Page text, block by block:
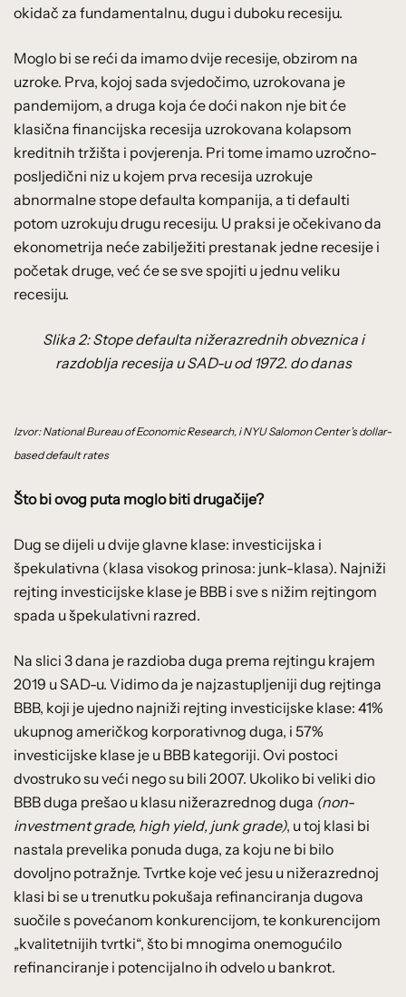
okidač za fundamentalnu, dugu i duboku recesiju.
Moglo bi se reći da imamo dvije recesije, obzirom na
uzroke. Prva, kojoj sada svjedočimo, uzrokovana je
pandemijom, a druga koja će doći nakon nje bit će
klasična financijska recesija uzrokovana kolapsom
kreditnih tržišta i povjerenja. Pri tome imamo uzročno-
posljedični niz u kojem prva recesija uzrokuje
abnormalne stope defaulta kompanija, a ti defaulti
potom uzrokuju drugu recesiju. U praksi je očekivano da
ekonometrija neće zabilježiti prestanak jedne recesije i
početak druge, već će se sve spojiti u jednu veliku
recesiju.
Slika 2: Stope defaulta nižerazrednih obveznica i
razdoblja recesija u SAD-u od 1972. do danas
Izvor:National Bureau of Economic Research, iNYU Salomon Center’s dollar-
based default rates
Što bi ovog puta moglo biti drugačije?
Dug se dijeli u dvije glavne klase: investicijska i
špekulativna (klasa visokog prinosa: junk-klasa). Najniži
rejting investicijske klase je BBB i sve s nižim rejtingom
spada u špekulativni razred.
Na slici 3 dana je razdioba duga prema rejtingu krajem
2019 u SAD-u. Vidimo da je najzastupljeniji dug rejtinga
BBB, koji je ujedno najniži rejting investicijske klase: 41%
ukupnog američkog korporativnog duga, i 57%
investicijske klase je u BBB kategoriji. Ovi postoci
dvostruko su veći nego su bili 2007. Ukoliko bi veliki dio
BBB duga prešao u klasu nižerazrednog duga (non-
investment grade, high yield, junk grade), u toj klasi bi
nastala prevelika ponuda duga, za koju ne bi bilo
dovoljno potražnje. Tvrtke koje već jesu u nižerazrednoj
klasi bi se u trenutku pokušaja refinanciranja dugova
suočile s povećanom konkurencijom, te konkurencijom
„kvalitetnijih tvrtki“, što bi mnogima onemogućilo
refinanciranje i potencijalno ih odvelo u bankrot.